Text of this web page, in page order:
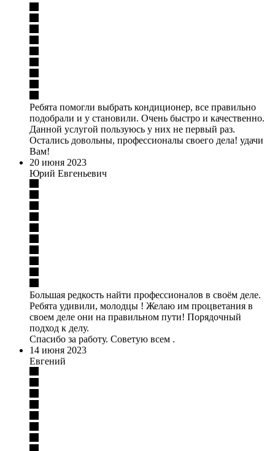
Ребята помогли выбрать кондиционер, все правильно
подобрали и у становили. Очень быстро и качественно.
Данной услугой пользуюсь у них не первый раз.
Остались довольны, профессионалы своего дела! удачи
Вам!
20 июня 2023
Юрий Евгеньевич
Большая редкость найти профессионалов в своём деле.
Ребята удивили, молодцы ! Желаю им процветания в
своем деле они на правильном пути! Порядочный
подход к делу.
Спасибо за работу. Советую всем .
14 июня 2023
Евгений